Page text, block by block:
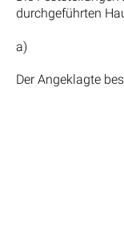
durchgeführten
a)
Der Angeklagte